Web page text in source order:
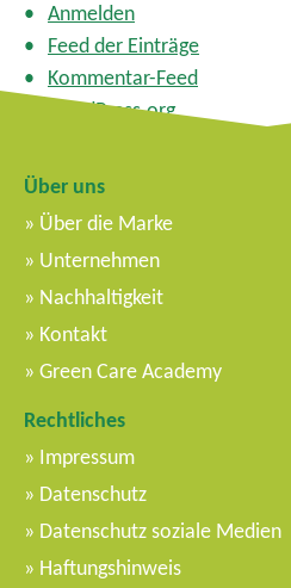
Anmelden
Feed der Einträge
Kommentar-Feed
WordPress.org
Über uns
Über die Marke
Unternehmen
Nachhaltigkeit
Kontakt
Green Care Academy
Rechtliches
Impressum
Datenschutz
Datenschutz soziale Medien
Haftungshinweis